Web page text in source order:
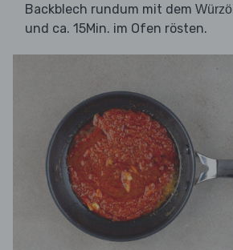
Backblech rundum mit dem Würzöl
und ca. 15Min. im Ofen rösten.